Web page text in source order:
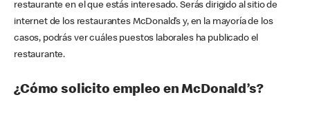
restaurante en el que estás interesado. Serás dirigido al sitio de
internet de los restaurantes McDonald’s y, en la mayoría de los
casos, podrás ver cuáles puestos laborales ha publicado el
restaurante.
¿Cómo solicito empleo en McDonald’s?